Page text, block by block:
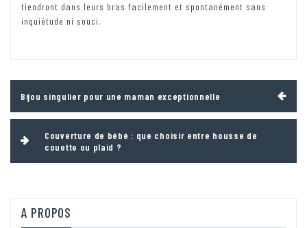
tiendront dans leurs bras facilement et spontanément sans
inquiétude ni souci.
de
l’article
Bijou singulier pour une maman exceptionnelle
Couverture de bébé : que choisir entre housse de
couette ou plaid ?
A PROPOS